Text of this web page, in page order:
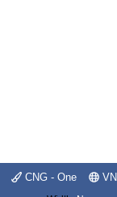
CNG - One VN